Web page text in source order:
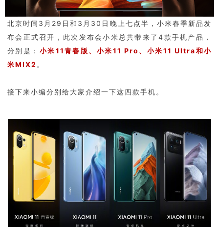
北京时间3月29日和3月30日晚上七点半，小米春季新品发
布会正式召开，此次发布会小米总共带来了4款手机产品，
分别是： 小米11青春版、小米11 Pro、小米11 Ultra和小
米MIX2 。
接下来小编分别给大家介绍一下这四款手机。